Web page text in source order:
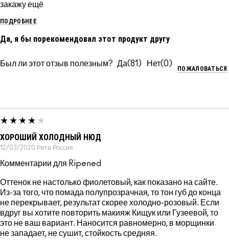
закажу ещё
ПОДРОБНЕЕ
Да, я бы порекомендовал этот продукт другу
Был ли этот отзыв полезным? 81 0
ПОЖАЛОВАТЬСЯ
ХОРОШИЙ ХОЛОДНЫЙ НЮД
12/03/2020 Рита Россия
Комментарии для Ripened
Оттенок не настолько фиолетовый, как показано на сайте.
Из-за того, что помада полупрозрачная, то тон губ до конца
не перекрывает, результат скорее холодно-розовый. Если
вдруг вы хотите повторить макияж Кищук или Гузеевой, то
это не ваш вариант. Наносится равномерно, в морщинки
не западает, не сушит, стойкость средняя.